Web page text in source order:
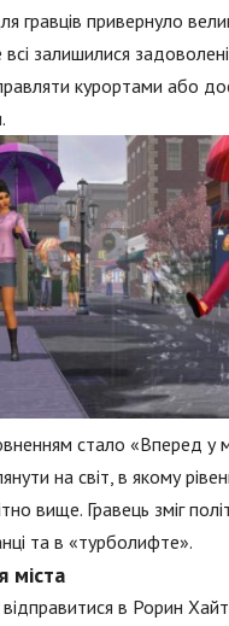
гравців привернуло
всі залишилися
курортами або
стало «Вперед у
на світ, в якому
вище. Гравець зміг
та в «турболифте».
міста
в Рорин